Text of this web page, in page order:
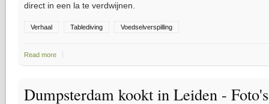
direct in een la te verdwijnen.
Verhaal Tablediving Voedselverspilling
Read more
Dumpsterdam kookt in Leiden - Foto's